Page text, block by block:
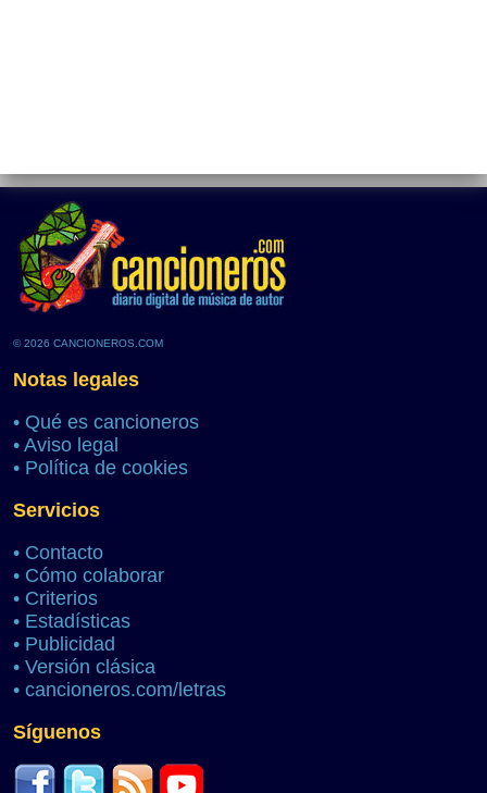
© 2026 CANCIONEROS.COM
Notas legales
• Qué es cancioneros
• Aviso legal
• Política de cookies
Servicios
• Contacto
• Cómo colaborar
• Criterios
• Estadísticas
• Publicidad
• Versión clásica
• cancioneros.com/letras
Síguenos